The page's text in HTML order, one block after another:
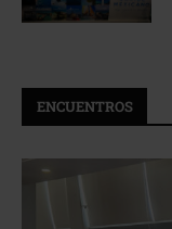
ENCUENTROS